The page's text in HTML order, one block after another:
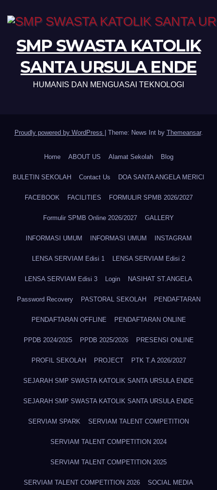
SMP SWASTA KATOLIK
SANTA URSULA ENDE
HUMANIS DAN MENGUASAI TEKNOLOGI
Proudly powered by WordPress | Theme: News Int by Themeansar.
Home ABOUT US Alamat Sekolah Blog
BULETIN SEKOLAH Contact Us DOA SANTA ANGELA MERICI
FACEBOOK FACILITIES FORMULIR SPMB 2026/2027
Formulir SPMB Online 2026/2027 GALLERY
INFORMASI UMUM INFORMASI UMUM INSTAGRAM
LENSA SERVIAM Edisi 1 LENSA SERVIAM Edisi 2
LENSA SERVIAM Edisi 3 Login NASIHAT ST.ANGELA
Password Recovery PASTORAL SEKOLAH PENDAFTARAN
PENDAFTARAN OFFLINE PENDAFTARAN ONLINE
PPDB 2024/2025 PPDB 2025/2026 PRESENSI ONLINE
PROFIL SEKOLAH PROJECT PTK T.A 2026/2027
SEJARAH SMP SWASTA KATOLIK SANTA URSULA ENDE
SEJARAH SMP SWASTA KATOLIK SANTA URSULA ENDE
SERVIAM SPARK SERVIAM TALENT COMPETITION
SERVIAM TALENT COMPETITION 2024
SERVIAM TALENT COMPETITION 2025
SERVIAM TALENT COMPETITION 2026 SOCIAL MEDIA